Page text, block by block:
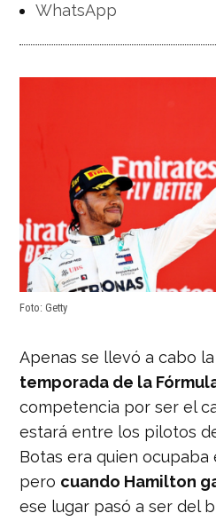
WhatsApp
Foto: Getty
Apenas se llevó a cabo la
temporada de la
competencia por ser el
estará entre los pilotos
Botas era quien
pero cuando Hamilton
ese lugar pasó a ser del